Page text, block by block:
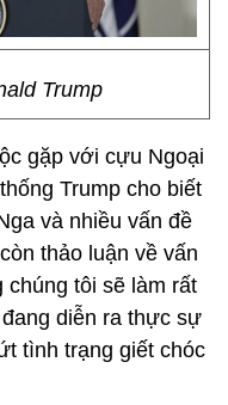
Trump
gặp với cựu Ngoại
Trump cho biết
và nhiều vấn đề
thảo luận về vấn
chúng tôi sẽ làm rất
diễn ra thực sự
tình trạng giết chóc